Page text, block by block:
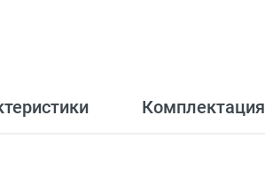
Комплектация